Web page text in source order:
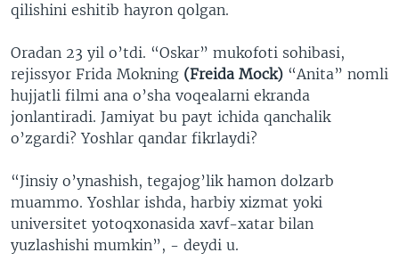
qilishini eshitib hayron qolgan.
Oradan 23 yil o’tdi. “Oskar” mukofoti sohibasi,
rejissyor Frida Mokning (Freida Mock) “Anita” nomli
hujjatli filmi ana o’sha voqealarni ekranda
jonlantiradi. Jamiyat bu payt ichida qanchalik
o’zgardi? Yoshlar qandar fikrlaydi?
“Jinsiy o’ynashish, tegajog’lik hamon dolzarb
muammo. Yoshlar ishda, harbiy xizmat yoki
universitet yotoqxonasida xavf-xatar bilan
yuzlashishi mumkin”, - deydi u.